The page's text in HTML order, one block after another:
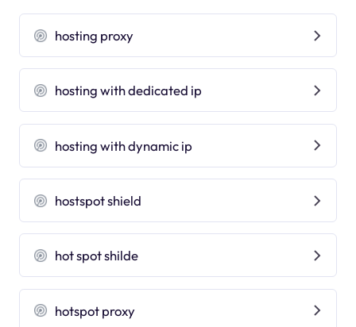
hosting proxy
hosting with dedicated ip
hosting with dynamic ip
hostspot shield
hot spot shilde
hotspot proxy